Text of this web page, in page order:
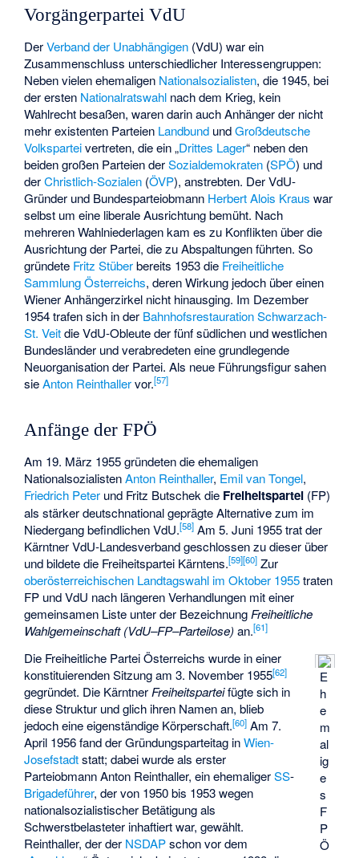
Vorgängerpartei VdU
DerVerband der Unabhängigen (VdU) war ein
Zusammenschluss unterschiedlicher Interessengruppen:
Neben vielen ehemaligen Nationalsozialisten, die 1945, bei
der ersten Nationalratswahl nach dem Krieg, kein
Wahlrecht besaßen, waren darin auch Anhänger der nicht
mehr existenten Parteien Landbund undGroßdeutsche
Volksparteivertreten, die ein „Drittes Lager“ neben den
beiden großen Parteien derSozialdemokraten (SPÖ) und
derChristlich-Sozialen (ÖVP), anstrebten. Der VdU-
Gründer und Bundesparteiobmann Herbert Alois Kraus war
selbst um eine liberale Ausrichtung bemüht. Nach
mehreren Wahlniederlagen kam es zu Konflikten über die
Ausrichtung der Partei, die zu Abspaltungen führten. So
gründete Fritz Stüberbereits 1953 die Freiheitliche
Sammlung Österreichs, deren Wirkung jedoch über einen
Wiener Anhängerzirkel nicht hinausging. Im Dezember
1954 trafen sich in der Bahnhofsrestauration Schwarzach-
St. Veitdie VdU-Obleute der fünf südlichen und westlichen
Bundesländer und verabredeten eine grundlegende
Neuorganisation der Partei. Als neue Führungsfigur sahen
sieAnton Reinthallervor.[57]
Anfänge der FPÖ
Am 19. März 1955 gründeten die ehemaligen
NationalsozialistenAnton Reinthaller, Emil van Tongel,
Friedrich Peter und Fritz Butschek die Freiheitspartei (FP)
als stärker deutschnational geprägte Alternative zum im
Niedergang befindlichen VdU.[58] Am 5. Juni 1955 trat der
Kärntner VdU-Landesverband geschlossen zu dieser über
und bildete die Freiheitspartei Kärntens.[59][60] Zur
oberösterreichischen Landtagswahl im Oktober 1955traten
FP und VdU nach längeren Verhandlungen mit einer
gemeinsamen Liste unter der Bezeichnung Freiheitliche
Wahlgemeinschaft (VdU–FP–Parteilose)an.[61]
E
h
e
m
al
ig
e
s
F
P
Ö
Die Freiheitliche Partei Österreichs wurde in einer
konstituierenden Sitzung am 3. November 1955[62]
gegründet. Die KärntnerFreiheitsparteifügte sich in
diese Struktur und glich ihren Namen an, blieb
jedoch eine eigenständige Körperschaft.[60] Am 7.
April 1956 fand der Gründungsparteitag inWien-
Josefstadtstatt; dabei wurde als erster
Parteiobmann Anton Reinthaller, ein ehemaligerSS-
Brigadeführer, der von 1950 bis 1953 wegen
nationalsozialistischer Betätigung als
Schwerstbelasteter inhaftiert war, gewählt.
Reinthaller, der der NSDAPschon vor dem